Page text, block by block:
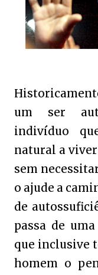
um ser
indivíduo
natural a
sem
o ajude a
de
passa de
que inclusive
homem o